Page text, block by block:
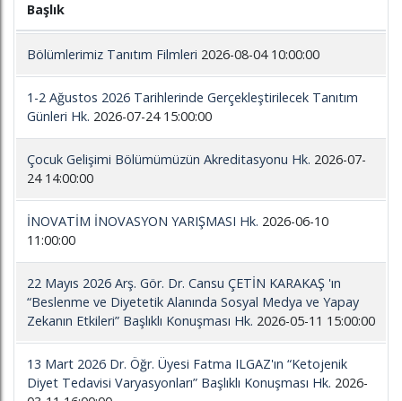
Başlık
Bölümlerimiz Tanıtım Filmleri 2026-08-04 10:00:00
1-2 Ağustos 2026 Tarihlerinde Gerçekleştirilecek Tanıtım
Günleri Hk. 2026-07-24 15:00:00
Çocuk Gelişimi Bölümümüzün Akreditasyonu Hk. 2026-07-
24 14:00:00
İNOVATİM İNOVASYON YARIŞMASI Hk. 2026-06-10
11:00:00
22 Mayıs 2026 Arş. Gör. Dr. Cansu ÇETİN KARAKAŞ 'ın
“Beslenme ve Diyetetik Alanında Sosyal Medya ve Yapay
Zekanın Etkileri” Başlıklı Konuşması Hk. 2026-05-11 15:00:00
13 Mart 2026 Dr. Öğr. Üyesi Fatma ILGAZ'ın “Ketojenik
Diyet Tedavisi Varyasyonları” Başlıklı Konuşması Hk. 2026-